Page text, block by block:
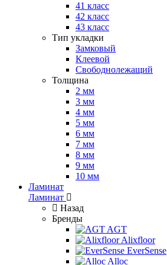
41 класс
42 класс
43 класс
Тип укладки
Замковый
Клеевой
Свободнолежащий
Толщина
2 мм
3 мм
4 мм
5 мм
6 мм
7 мм
8 мм
9 мм
10 мм
Ламинат
Ламинат
Назад
Бренды
AGT
Alixfloor
EverSense
Alloc